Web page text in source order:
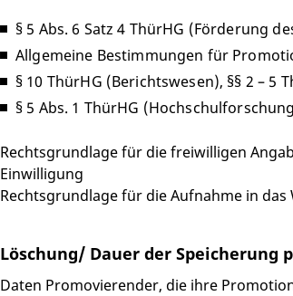
§ 5 Abs. 6 Satz 4 ThürHG (Förderung
Allgemeine Bestimmungen für
§ 10 ThürHG (Berichtswesen), §§ 2 – 5
§ 5 Abs. 1 ThürHG
Rechtsgrundlage für die freiwilligen
Einwilligung
Rechtsgrundlage für die Aufnahme in das
Löschung/ Dauer der Speicherung
Daten Promovierender, die ihre